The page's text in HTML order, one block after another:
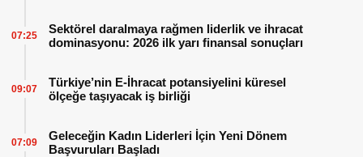
Sektörel daralmaya rağmen liderlik ve ihracat
dominasyonu: 2026 ilk yarı finansal sonuçları
07:25
Türkiye’nin E-İhracat potansiyelini küresel
ölçeğe taşıyacak iş birliği
09:07
Geleceğin Kadın Liderleri İçin Yeni Dönem
Başvuruları Başladı
07:09